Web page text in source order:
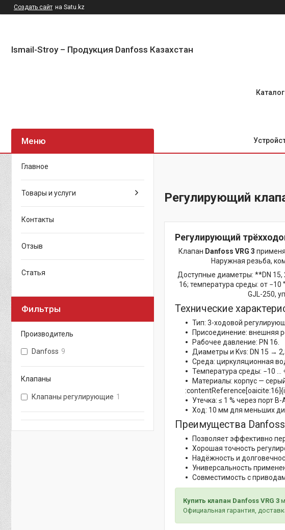
Создать сайт на Satu.kz
Ismail-Stroy – Продукция Danfoss Казахстан
Каталог
Регулирующий
Регулирующий
Клапан Danfoss VRG 3
Наружная резьба,
Доступные диаметры: **DN 15,
16; температура среды: от −10
GJL-250,
Технические
Тип: 3-ходовой
Присоединение: внешняя
Рабочее давление: PN 16.
Диаметры и Kvs: DN 15 →
Среда: циркуляционная
Температура среды: −10 …
Материалы: корпус —
Утечка: ≤ 1 % через порт
Ход: 10 мм для меньших
Преимущества Danfoss
Позволяет эффективно
Хорошая точность
Надёжность и
Универсальность
Совместимость с
Купить клапан Danfoss VRG 3
Официальная гарантия,
Главное
Товары и услуги
Контакты
Отзыв
Статья
Фильтры
Производитель
Danfoss 9
Клапаны
Клапаны регулирующие 1